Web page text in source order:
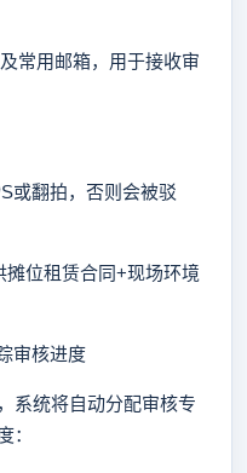
用邮箱，用于接收审
翻拍，否则会被驳
位租赁合同+现场环境
审核进度
统将自动分配审核专
：